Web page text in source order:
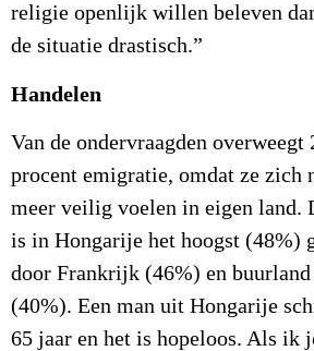
religie openlijk willen beleven
de situatie drastisch.”
Handelen
Van de ondervraagden overweegt
procent emigratie, omdat ze zich
meer veilig voelen in eigen land.
is in Hongarije het hoogst (48%)
door Frankrijk (46%) en
(40%). Een man uit Hongarije
65 jaar en het is hopeloos. Als ik